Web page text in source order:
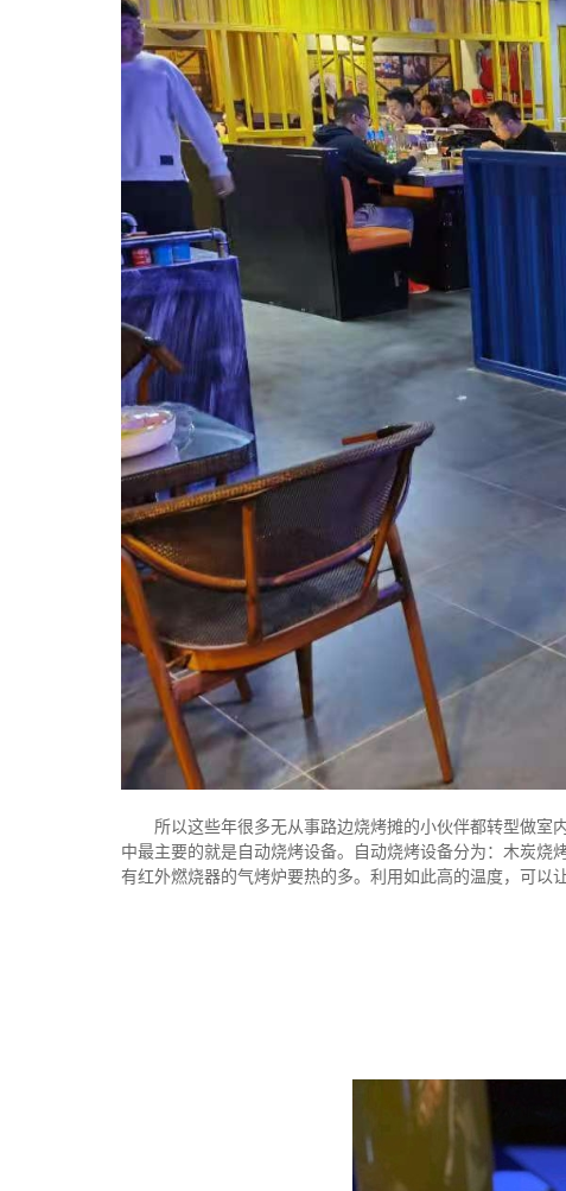
所以这些年很多无从事路边烧烤摊的小伙伴都转型做
中最主要的就是自动烧烤设备。自动烧烤设备分为：木炭烧
有红外燃烧器的气烤炉要热的多。利用如此高的温度，可以